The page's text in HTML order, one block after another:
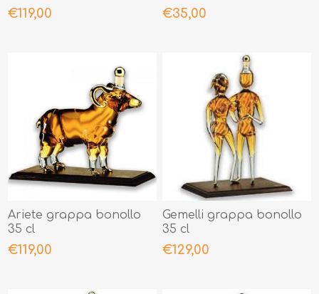
€119,00 €35,00
Ariete grappa bonollo
35 cl
€119,00
Gemelli grappa bonollo
35 cl
€129,00